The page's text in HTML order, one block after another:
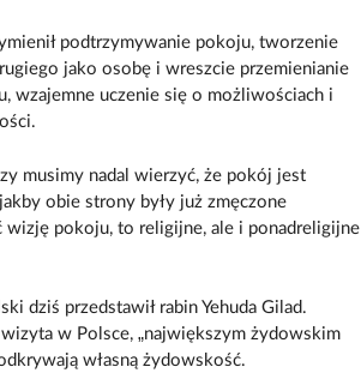
podtrzymywanie pokoju, tworzenie
jako osobę i wreszcie przemienianie
wzajemne uczenie się o możliwościach i
musimy nadal wierzyć, że pokój jest
obie strony były już zmęczone
wizję pokoju, to religijne, ale i ponadreligijne
dziś przedstawił rabin Yehuda Gilad.
w Polsce, „największym żydowskim
własną żydowskość.